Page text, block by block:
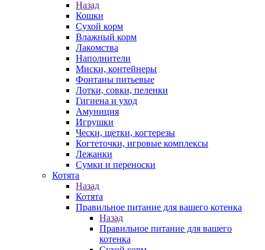
Назад
Кошки
Сухой корм
Влажный корм
Лакомства
Наполнители
Миски, контейнеры
Фонтаны питьевые
Лотки, совки, пеленки
Гигиена и уход
Амуниция
Игрушки
Чески, щетки, когтерезы
Когтеточки, игровые комплексы
Лежанки
Сумки и переноски
Котята
Назад
Котята
Правильное питание для вашего котенка
Назад
Правильное питание для вашего
котенка